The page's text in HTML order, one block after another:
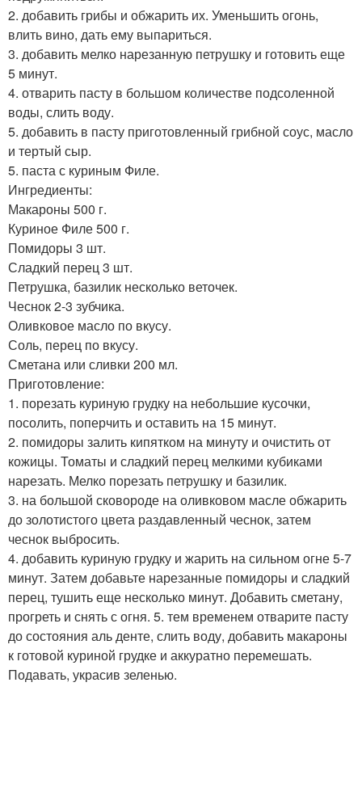
2. добавить грибы и обжарить их. Уменьшить огонь,
влить вино, дать ему выпариться.
3. добавить мелко нарезанную петрушку и готовить еще
5 минут.
4. отварить пасту в большом количестве подсоленной
воды, слить воду.
5. добавить в пасту приготовленный грибной соус, масло
и тертый сыр.
5. паста с куриным Филе.
Ингредиенты:
Макароны 500 г.
Куриное Филе 500 г.
Помидоры 3 шт.
Сладкий перец 3 шт.
Петрушка, базилик несколько веточек.
Чеснок 2-3 зубчика.
Оливковое масло по вкусу.
Соль, перец по вкусу.
Сметана или сливки 200 мл.
Приготовление:
1. порезать куриную грудку на небольшие кусочки,
посолить, поперчить и оставить на 15 минут.
2. помидоры залить кипятком на минуту и очистить от
кожицы. Томаты и сладкий перец мелкими кубиками
нарезать. Мелко порезать петрушку и базилик.
3. на большой сковороде на оливковом масле обжарить
до золотистого цвета раздавленный чеснок, затем
чеснок выбросить.
4. добавить куриную грудку и жарить на сильном огне 5-7
минут. Затем добавьте нарезанные помидоры и сладкий
перец, тушить еще несколько минут. Добавить сметану,
прогреть и снять с огня. 5. тем временем отварите пасту
до состояния аль денте, слить воду, добавить макароны
к готовой куриной грудке и аккуратно перемешать.
Подавать, украсив зеленью.